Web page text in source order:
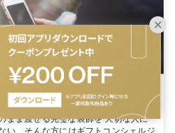
ュがお客様を徹底サポート
まま渡せる完璧な装飾を 大切な人に
い… そんな方にはギフトコンシェルジ